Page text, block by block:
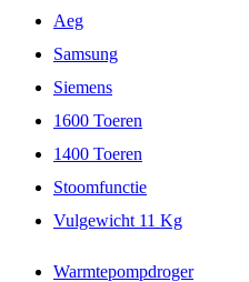
Aeg
Samsung
Siemens
1600 Toeren
1400 Toeren
Stoomfunctie
Vulgewicht 11 Kg
Warmtepompdroger